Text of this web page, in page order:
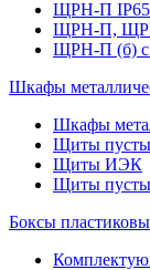
ЩРН-П IP65
ЩРН-П,
ЩРН-П (б) с
Шкафы
Шкафы
Щиты
Щиты ИЭК
Щиты
Боксы